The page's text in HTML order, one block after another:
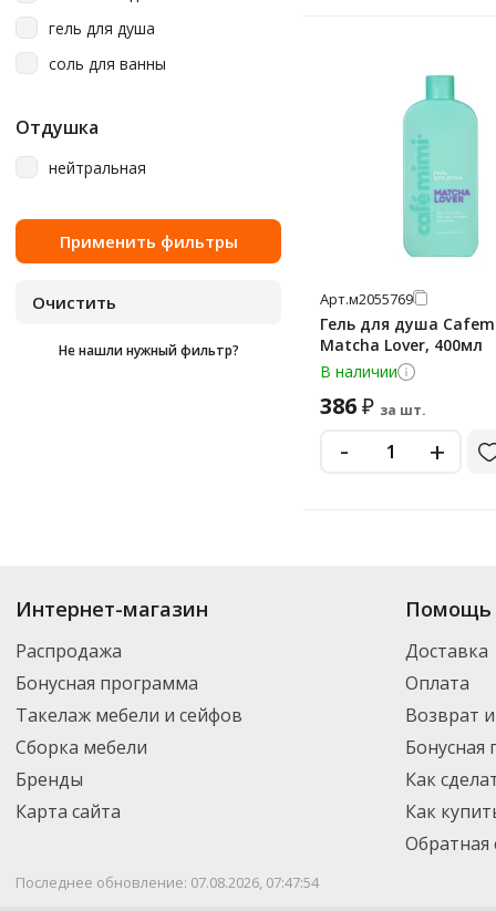
гель для душа
соль для ванны
Отдушка
нейтральная
Не нашли нужный фильтр?
Арт.м2055769
Гель для душа
Matcha Lover, 400мл
В наличии
386₽ за шт.
- +
Купить
. В ассортименте интернет-
выбрать нужный товар и добавить его в корзину для дальнейшего
транспортной компанией DPD. Для постоянных клиентов - скидка,
Интернет-магазин
Распродажа
Бонусная программа
Такелаж мебели и сейфов
Сборка мебели
Бренды
Карта сайта
Помощь
Доставка
Оплата
Возврат
Бонусная
Как
Как
Обратная
Последнее обновление: 07.08.2026, 07:47:54